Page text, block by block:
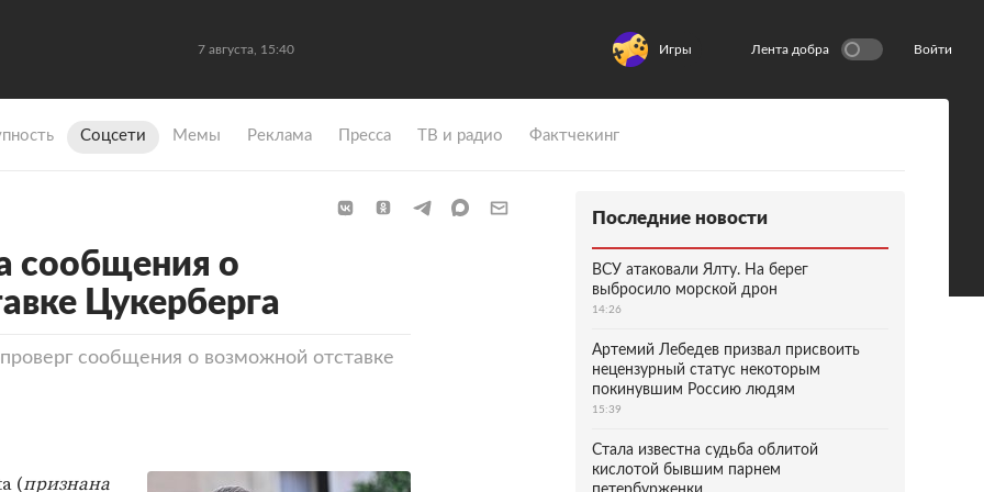
7 августа, 15:40 Игры Лента добра Войти
Coцсети Мемы Реклама Пресса ТВ и радио Фактчекинг
сообщения о
Цукерберга
сообщения о возможной отставке
(признана
Последние новости
ВСУ атаковали Ялту. На берег
выбросило морской дрон
14:26
Артемий Лебедев призвал присвоить
нецензурный статус некоторым
покинувшим Россию людям
15:39
Стала известна судьба облитой
кислотой бывшим парнем